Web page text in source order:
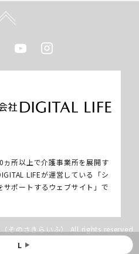
L ▶
FacebookYoutube
ヵ所以上で介護事業所を展開す
LIFEが運営している「シ
ポートするウェブサイト」で
そのさきらいふ） All rights reserved.